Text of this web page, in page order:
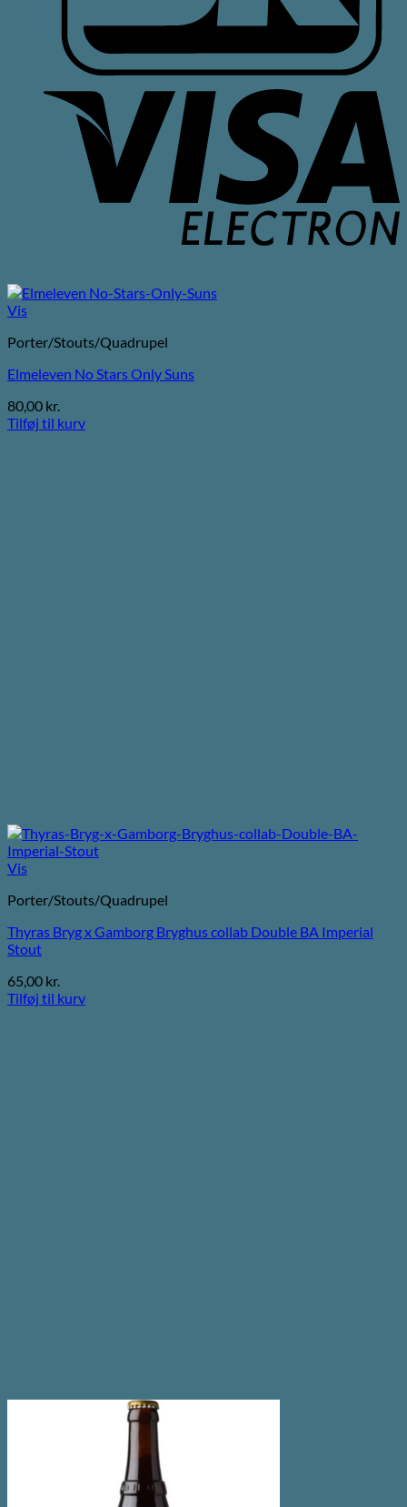
Vis
Porter/Stouts/Quadrupel
Elmeleven No Stars Only Suns
80,00 kr.
Tilføj til kurv
Vis
Porter/Stouts/Quadrupel
Thyras Bryg x Gamborg Bryghus collab Double BA Imperial
Stout
65,00 kr.
Tilføj til kurv